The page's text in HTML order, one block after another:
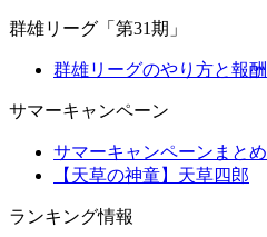
群雄リーグ「第31期」
群雄リーグのやり方と報酬
サマーキャンペーン
サマーキャンペーンまとめ
【天草の神童】天草四郎
ランキング情報